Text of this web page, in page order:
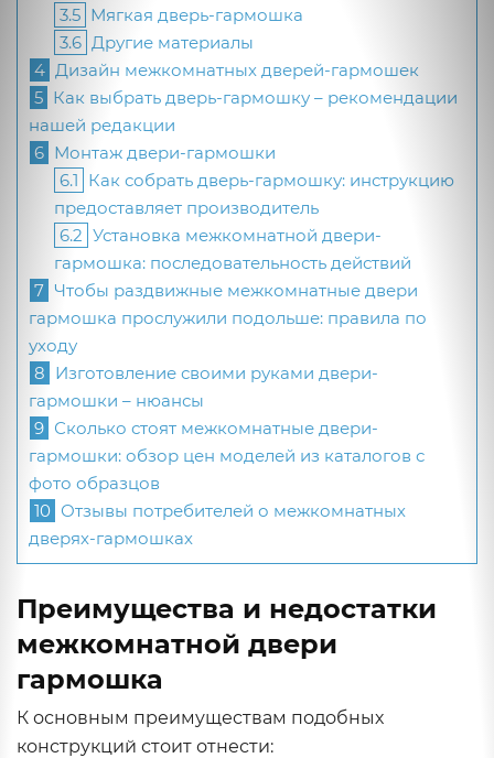
3.5 Мягкая дверь-гармошка
3.6 Другие материалы
4 Дизайн межкомнатных дверей-гармошек
5 Как выбрать дверь-гармошку – рекомендации
нашей редакции
6 Монтаж двери-гармошки
6.1 Как собрать дверь-гармошку: инструкцию
предоставляет производитель
6.2 Установка межкомнатной двери-
гармошка: последовательность действий
7 Чтобы раздвижные межкомнатные двери
гармошка прослужили подольше: правила по
уходу
8 Изготовление своими руками двери-
гармошки – нюансы
9 Сколько стоят межкомнатные двери-
гармошки: обзор цен моделей из каталогов с
фото образцов
10 Отзывы потребителей о межкомнатных
дверях-гармошках
Преимущества и недостатки
межкомнатной двери
гармошка
К основным преимуществам подобных
конструкций стоит отнести: